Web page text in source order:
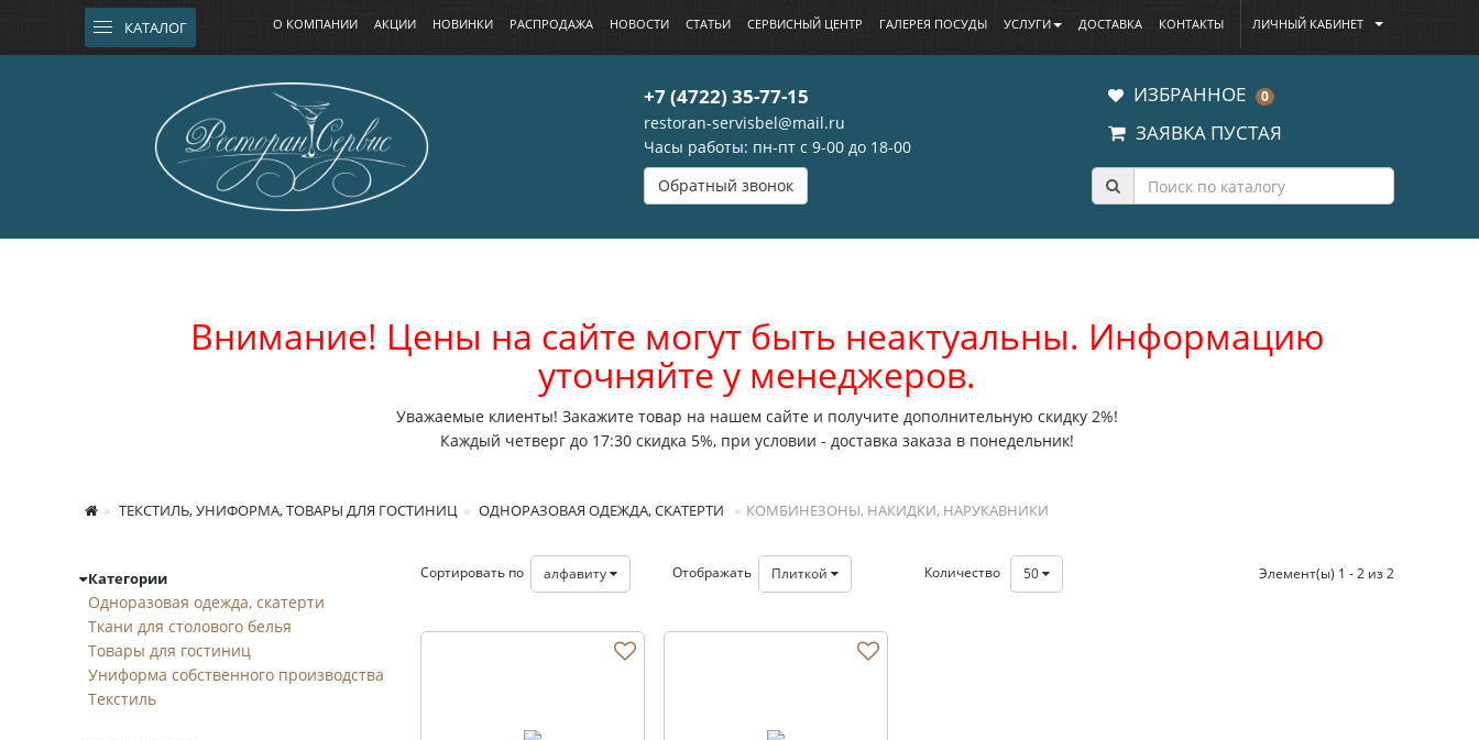
КАТАЛОГ О КОМПАНИИ АКЦИИ НОВИНКИ РАСПРОДАЖА НОВОСТИ СТАТЬИ СЕРВИСНЫЙ ЦЕНТР ГАЛЕРЕЯ ПОСУДЫ УСЛУГИ ДОСТАВКА КОНТАКТЫ ЛИЧНЫЙ КАБИНЕТ
+7 (4722) 35-77-15
restoran-servisbel@mail.ru
Часы работы: пн-пт с 9-00 до 18-00
Обратный звонок
ИЗБРАННОЕ 0
ЗАЯВКА ПУСТАЯ
Внимание! Цены на сайте могут быть неактуальны. Информацию
уточняйте у менеджеров.
Уважаемые клиенты! Закажите товар на нашем сайте и получите дополнительную скидку 2%!
Каждый четверг до 17:30 скидка 5%, при условии - доставка заказа в понедельник!
ТЕКСТИЛЬ, УНИФОРМА, ТОВАРЫ ДЛЯ ГОСТИНИЦ ОДНОРАЗОВАЯ ОДЕЖДА, СКАТЕРТИ КОМБИНЕЗОНЫ, НАКИДКИ, НАРУКАВНИКИ
Комбинезоны, накидки, нарукавники
Категории
Одноразовая одежда, скатерти
Ткани для столового белья
Товары для гостиниц
Униформа собственного производства
Текстиль
Сортировать по алфавиту Отображать Плиткой Количество 50 Элемент(ы) 1 - 2 из 2